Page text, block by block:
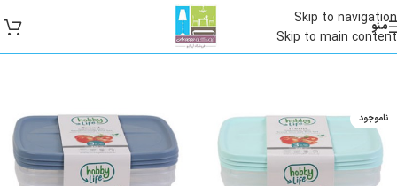
Skip to navigation
Skip to main content
منو
ناموجود